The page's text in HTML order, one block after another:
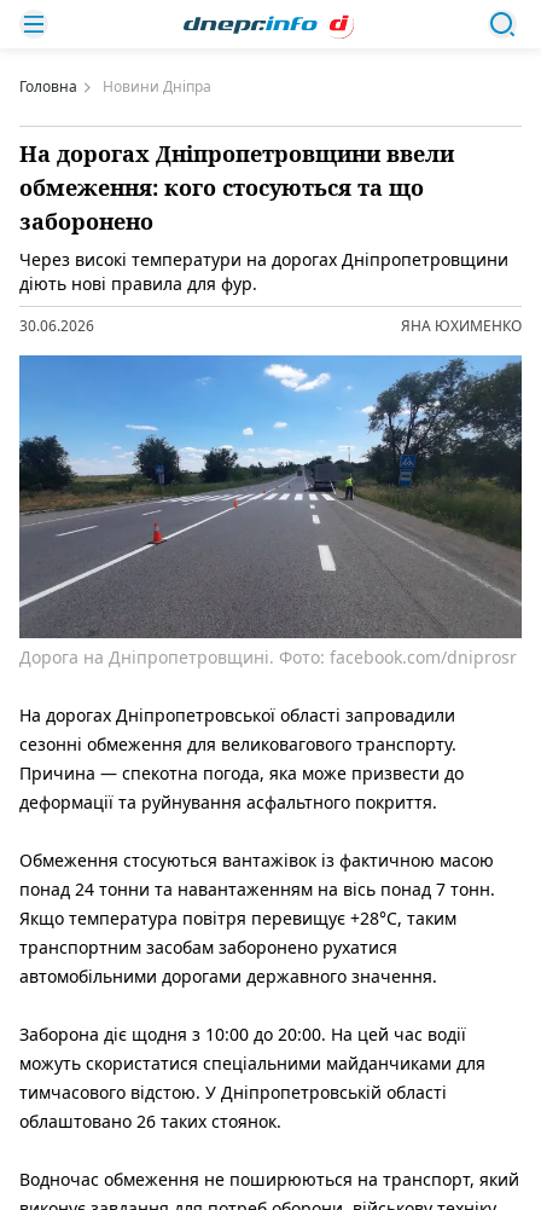
Головна Новини Дніпра
На дорогах Дніпропетровщини ввели
обмеження: кого стосуються та що
заборонено
Через високі температури на дорогах Дніпропетровщини
діють нові правила для фур.
30.06.2026 ЯНА ЮХИМЕНКО
Дорога на Дніпропетровщині. Фото: facebook.com/dniprosr
На дорогах Дніпропетровської області запровадили
сезонні обмеження для великовагового транспорту.
Причина — спекотна погода, яка може призвести до
деформації та руйнування асфальтного покриття.
Обмеження стосуються вантажівок із фактичною масою
понад 24 тонни та навантаженням на вісь понад 7 тонн.
Якщо температура повітря перевищує +28°C, таким
транспортним засобам заборонено рухатися
автомобільними дорогами державного значення.
Заборона діє щодня з 10:00 до 20:00. На цей час водії
можуть скористатися спеціальними майданчиками для
тимчасового відстою. У Дніпропетровській області
облаштовано 26 таких стоянок.
Водночас обмеження не поширюються на транспорт, який